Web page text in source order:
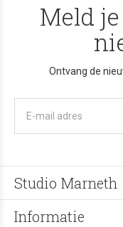
Meld
Ontvang de
Studio Marneth
Informatie